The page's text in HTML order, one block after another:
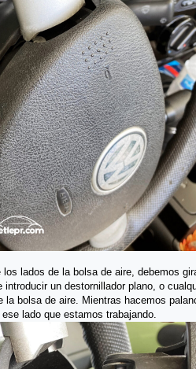
lados de la bolsa de aire, debemos
un destornillador plano, o
bolsa de aire. Mientras hacemos
lado que estamos trabajando.